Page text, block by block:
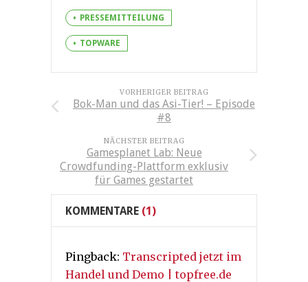
PRESSEMITTEILUNG
TOPWARE
VORHERIGER BEITRAG
Bok-Man und das Asi-Tier! – Episode
#8
NÄCHSTER BEITRAG
Gamesplanet Lab: Neue
Crowdfunding-Plattform exklusiv
für Games gestartet
KOMMENTARE (1)
Pingback: Transcripted jetzt im
Handel und Demo | topfree.de